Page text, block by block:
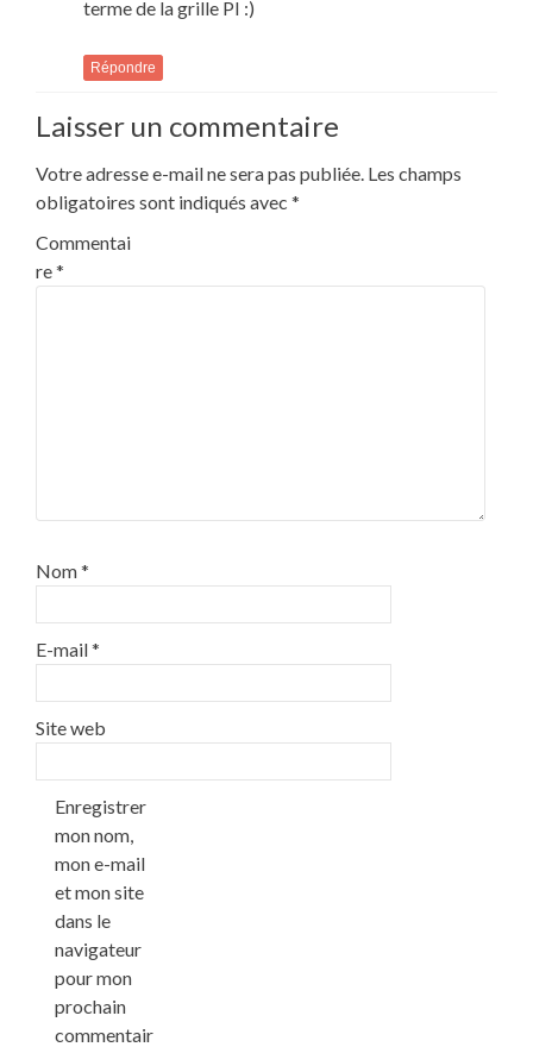
terme de la grille PI :)
Répondre
Laisser un commentaire
Votre adresse e-mail ne sera pas publiée. Les champs
obligatoires sont indiqués avec *
Commentai
re*
Nom*
E-mail*
Site web
Enregistrer
mon nom,
mon e-mail
et mon site
dans le
navigateur
pour mon
prochain
commentair